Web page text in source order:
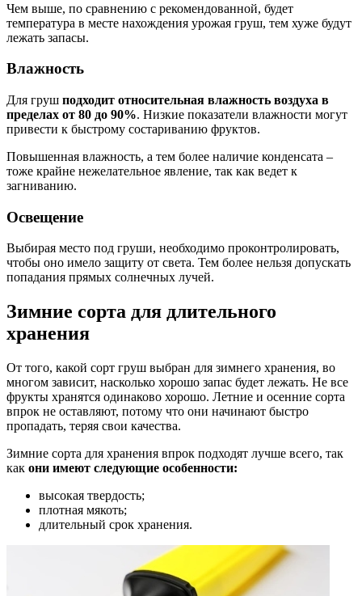
Чем выше, по сравнению с рекомендованной, будет
температура в месте нахождения урожая груш, тем хуже будут
лежать запасы.
Влажность
Для груш подходит относительная влажность воздуха в
пределах от 80 до 90%. Низкие показатели влажности могут
привести к быстрому состариванию фруктов.
Повышенная влажность, а тем более наличие конденсата –
тоже крайне нежелательное явление, так как ведет к
загниванию.
Освещение
Выбирая место под груши, необходимо проконтролировать,
чтобы оно имело защиту от света. Тем более нельзя допускать
попадания прямых солнечных лучей.
Зимние сорта для длительного
хранения
От того, какой сорт груш выбран для зимнего хранения, во
многом зависит, насколько хорошо запас будет лежать. Не все
фрукты хранятся одинаково хорошо. Летние и осенние сорта
впрок не оставляют, потому что они начинают быстро
пропадать, теряя свои качества.
Зимние сорта для хранения впрок подходят лучше всего, так
как они имеют следующие особенности:
высокая твердость;
плотная мякоть;
длительный срок хранения.